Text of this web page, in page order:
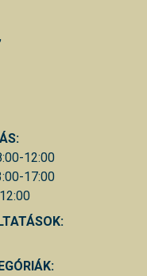
12:00
17:00